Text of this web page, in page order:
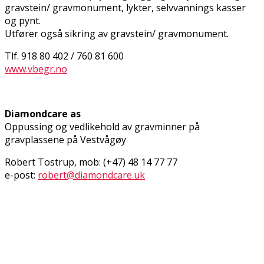
gravstein/ gravmonument, lykter, selvvannings kasser
og pynt.
Utfører også sikring av gravstein/ gravmonument.
Tlf. 918 80 402 / 760 81 600
www.vbegr.no
Diamondcare as
Oppussing og vedlikehold av gravminner på
gravplassene på Vestvågøy
Robert Tostrup, mob: (+47) 48 14 77 77
e-post: robert@diamondcare.uk